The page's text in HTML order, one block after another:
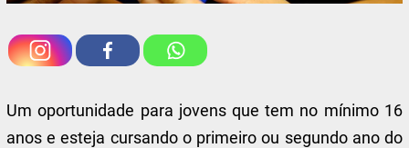
Um oportunidade para jovens que tem no mínimo 16
anos e esteja cursando o primeiro ou segundo ano do